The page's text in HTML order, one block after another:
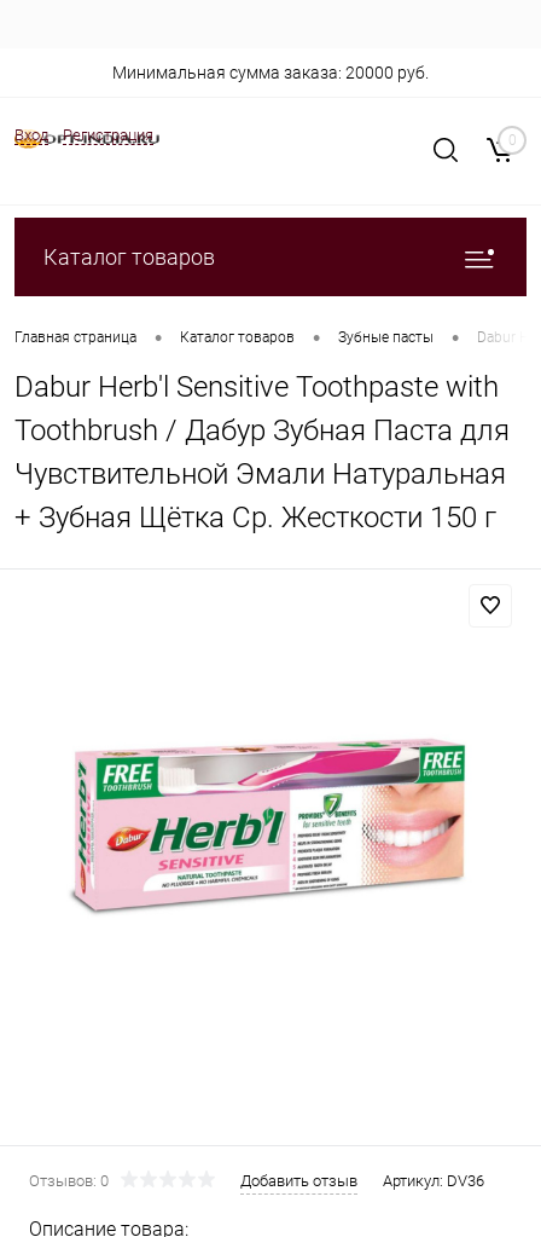
Вход Регистрация
Минимальная сумма заказа: 20000 руб.
0
Каталог товаров
Главная страница • Каталог товаров • Зубные пасты • Dabur
Dabur Herb'l Sensitive Toothpaste with
Toothbrush / Дабур Зубная Паста для
Чувствительной Эмали Натуральная
+ Зубная Щётка Ср. Жесткости 150 г
Отзывов: 0 Добавить отзыв Артикул: DV36
Описание товара: